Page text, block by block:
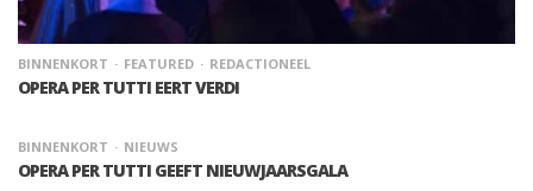
BINNENKORT FEATURED REDACTIONEEL
OPERA PER TUTTI EERT VERDI
BINNENKORT NIEUWS
OPERA PER TUTTI GEEFT NIEUWJAARSGALA